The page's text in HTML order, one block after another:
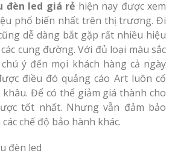
đèn led giá rẻ hiện nay được xem
phổ biến nhất trên thị trương. Đi
dễ dàng bắt gặp rất nhiều hiệu
cung đường. Với đủ loại màu sắc
ý đến mọi khách hàng cả ngày
điều đó quảng cáo Art luôn cố
Để có thể giảm giá thành cho
tốt nhất. Nhưng vẫn đảm bảo
chế độ bảo hành khác.